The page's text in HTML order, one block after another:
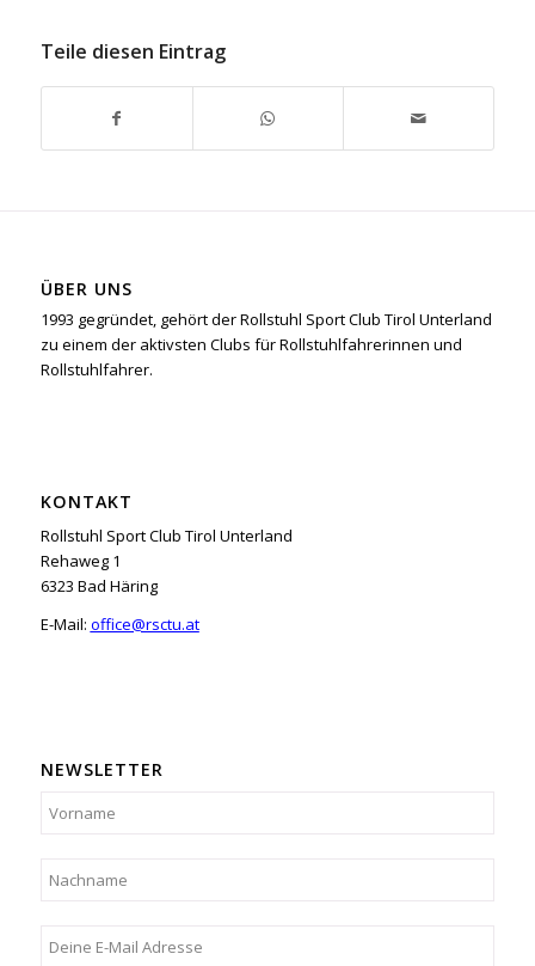
Teile diesen Eintrag
ÜBER UNS
1993 gegründet, gehört der Rollstuhl Sport Club Tirol Unterland
zu einem der aktivsten Clubs für Rollstuhlfahrerinnen und
Rollstuhlfahrer.
KONTAKT
Rollstuhl Sport Club Tirol Unterland
Rehaweg 1
6323 Bad Häring
E-Mail: office@rsctu.at
NEWSLETTER